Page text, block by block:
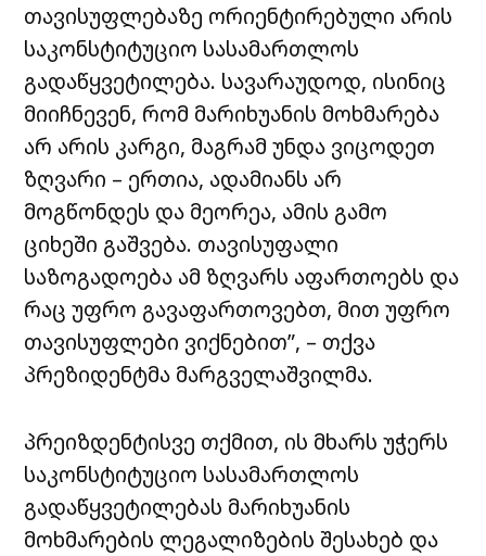
თავისუფლებაზე ორიენტირებული არის
საკონსტიტუციო სასამართლოს
გადაწყვეტილება. სავარაუდოდ, ისინიც
მიიჩნევენ, რომ მარიხუანის მოხმარება
არ არის კარგი, მაგრამ უნდა ვიცოდეთ
ზღვარი – ერთია, ადამიანს არ
მოგწონდეს და მეორეა, ამის გამო
ციხეში გაშვება. თავისუფალი
საზოგადოება ამ ზღვარს აფართოებს და
რაც უფრო გავაფართოვებთ, მით უფრო
თავისუფლები ვიქნებით”, – თქვა
პრეზიდენტმა მარგველაშვილმა.
პრეიზდენტისვე თქმით, ის მხარს უჭერს
საკონსტიტუციო სასამართლოს
გადაწყვეტილებას მარიხუანის
მოხმარების ლეგალიზების შესახებ და